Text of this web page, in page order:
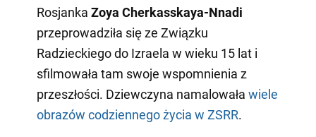
Rosjanka Zoya Cherkasskaya-Nnadi
przeprowadziła się ze Związku
Radzieckiego do Izraela w wieku 15 lat i
sfilmowała tam swoje wspomnienia z
przeszłości. Dziewczyna namalowała wiele
obrazów codziennego życia w ZSRR.